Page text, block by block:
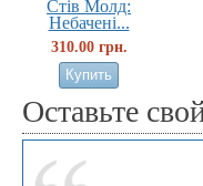
Стів Молд:
Небачені...
310.00 грн.
Оставьте